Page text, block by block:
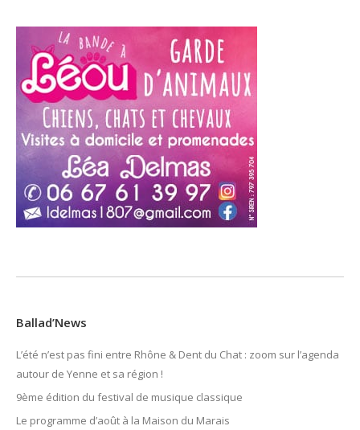
Ballad’News
L’été n’est pas fini entre Rhône & Dent du Chat : zoom sur l’agenda
autour de Yenne et sa région !
9ème édition du festival de musique classique
Le programme d’août à la Maison du Marais